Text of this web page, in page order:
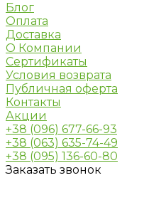
Блог
Оплата
Доставка
О Компании
Сертификаты
Условия возврата
Публичная оферта
Контакты
Акции
+38 (096) 677-66-93
+38 (063) 635-74-49
+38 (095) 136-60-80
Заказать звонок